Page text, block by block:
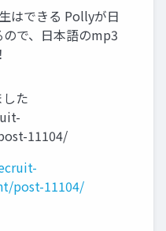
はできる Pollyが日
で、日本語のmp3
た
11104/
post-11104/